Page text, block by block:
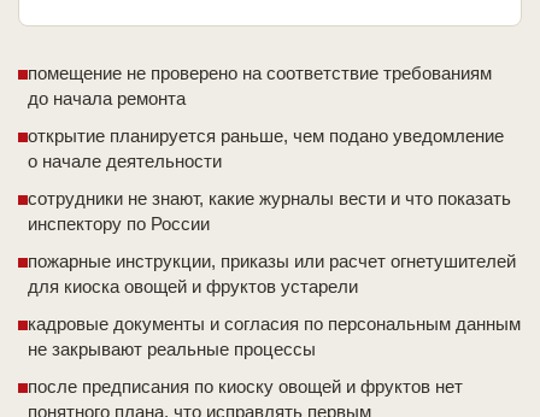
помещение не проверено на соответствие требованиям
до начала ремонта
открытие планируется раньше, чем подано уведомление
о начале деятельности
сотрудники не знают, какие журналы вести и что показать
инспектору по России
пожарные инструкции, приказы или расчет огнетушителей
для киоска овощей и фруктов устарели
кадровые документы и согласия по персональным данным
не закрывают реальные процессы
после предписания по киоску овощей и фруктов нет
понятного плана, что исправлять первым